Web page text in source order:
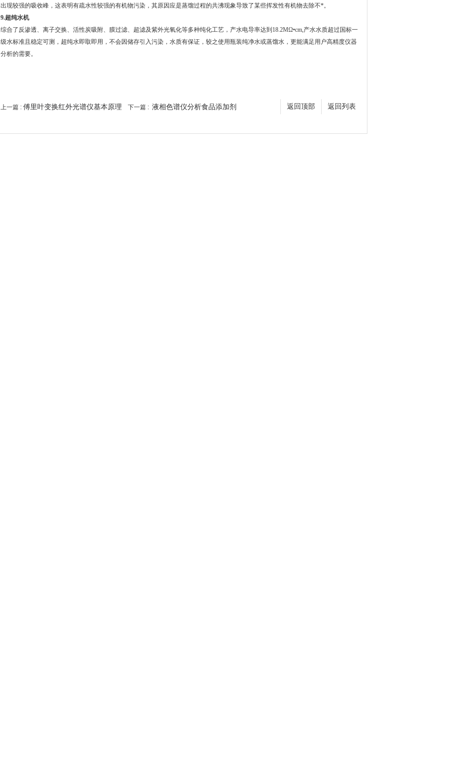
出现较强的吸收峰，这表明有疏水性较强的有机物污染，其原因应是蒸馏过程的共沸现象导致了某些挥发性有机物去除不*。
9.超纯水机
综合了反渗透、离子交换、活性炭吸附、膜过滤、超滤及紫外光氧化等多种纯化工艺，产水电导率达到 18.2MΩ•cm,产水水质超过国标一
级水标准且稳定可测，超纯水即取即用，不会因储存引入污染，水质有保证，较之使用瓶装纯净水或蒸馏水，更能满足用户高精度仪器
分析的需要。
返回列表
返回顶部
上一篇 : 傅里叶变换红外光谱仪基本原理 下一篇 : 液相色谱仪分析食品添加剂